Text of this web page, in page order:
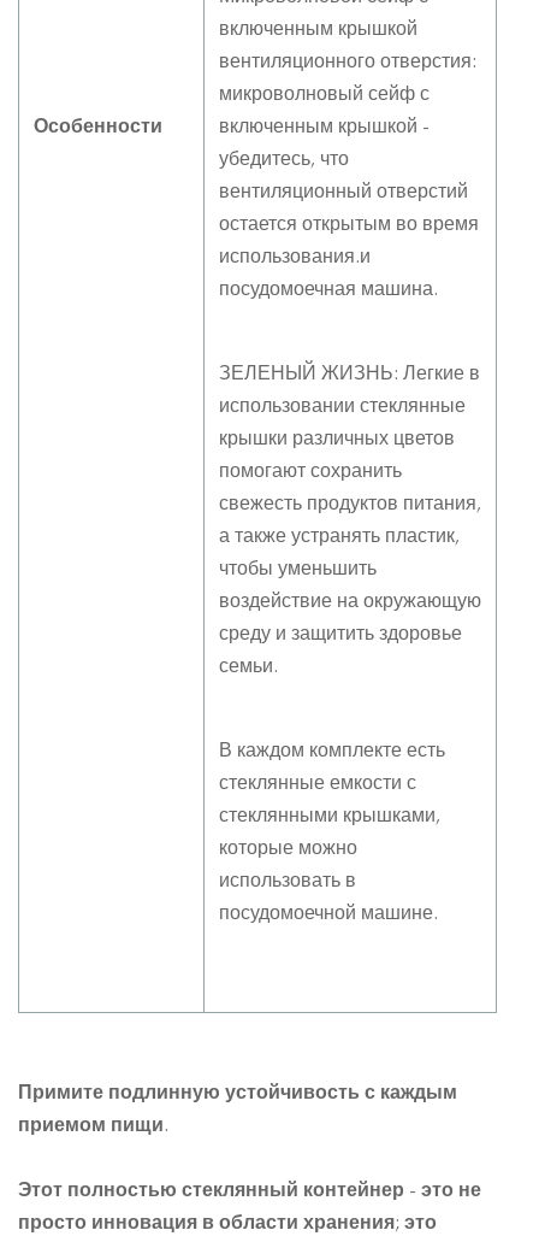
Особенности
включенным крышкой
вентиляционного отверстия:
микроволновый сейф с
включенным крышкой -
убедитесь, что
вентиляционный отверстий
остается открытым во время
использования.и
посудомоечная машина.
ЗЕЛЕНЫЙ ЖИЗНЬ: Легкие в
использовании стеклянные
крышки различных цветов
помогают сохранить
свежесть продуктов питания,
а также устранять пластик,
чтобы уменьшить
воздействие на окружающую
среду и защитить здоровье
семьи.
В каждом комплекте есть
стеклянные емкости с
стеклянными крышками,
которые можно
использовать в
посудомоечной машине.
Примите подлинную устойчивость с каждым
приемом пищи.
Этот полностью стеклянный контейнер - это не
просто инновация в области хранения; это